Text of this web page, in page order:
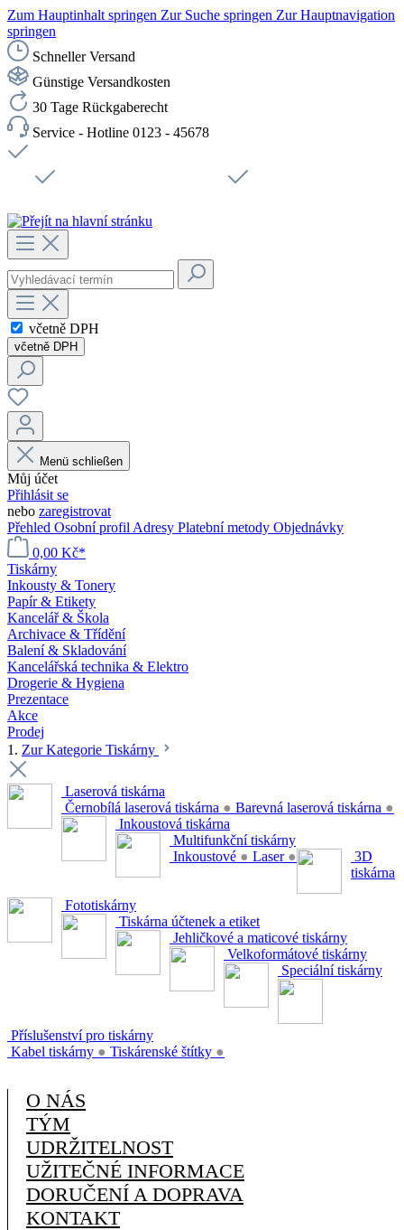
Zum Hauptinhalt springen Zur Suche springen Zur Hauptnavigation
springen
Schneller Versand
Günstige Versandkosten
30 Tage Rückgaberecht
Service - Hotline 0123 - 45678
včetně DPH
včetně DPH
Menü schließen
Můj účet
Přihlásit se
nebo zaregistrovat
Přehled Osobní profil Adresy Platební metody Objednávky
0,00 Kč*
Tiskárny
Inkousty & Tonery
Papír & Etikety
Kancelář & Škola
Archivace & Třídění
Balení & Skladování
Kancelářská technika & Elektro
Drogerie & Hygiena
Prezentace
Akce
Prodej
1. Zur Kategorie Tiskárny
Laserová tiskárna
Černobílá laserová tiskárna ● Barevná laserová tiskárna ●
Inkoustová tiskárna
Multifunkční tiskárny
Inkoustové ● Laser ●
3D
tiskárna
Fototiskárny
Tiskárna účtenek a etiket
Jehličkové a maticové tiskárny
Velkoformátové tiskárny
Speciální tiskárny
Příslušenství pro tiskárny
Kabel tiskárny ● Tiskárenské štítky ●
O NÁS
TÝM
UDRŽITELNOST
UŽITEČNÉ INFORMACE
DORUČENÍ A DOPRAVA
KONTAKT